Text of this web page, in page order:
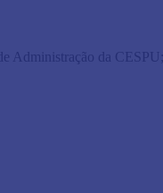
Administração da CESPU;